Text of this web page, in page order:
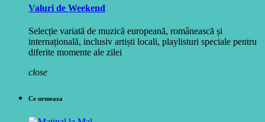
Valuri de Weekend
Selecție variată de muzică europeană, românească și
internațională, inclusiv artiști locali, playlisturi speciale pentru
diferite momente ale zilei
close
Ce urmeaza